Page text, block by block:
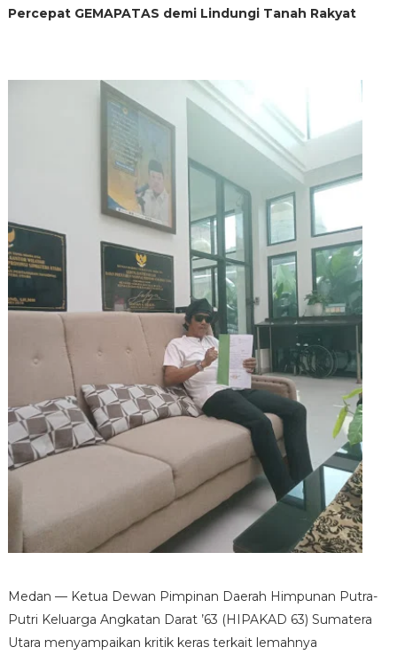
Percepat GEMAPATAS demi Lindungi Tanah Rakyat
Medan — Ketua Dewan Pimpinan Daerah Himpunan Putra-
Putri Keluarga Angkatan Darat ’63 (HIPAKAD 63) Sumatera
Utara menyampaikan kritik keras terkait lemahnya